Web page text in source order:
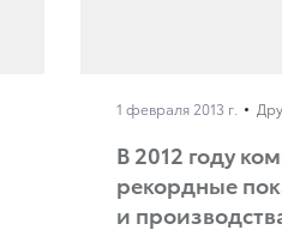
1 февраля 2013 г.
В 2012 году
рекордные
и